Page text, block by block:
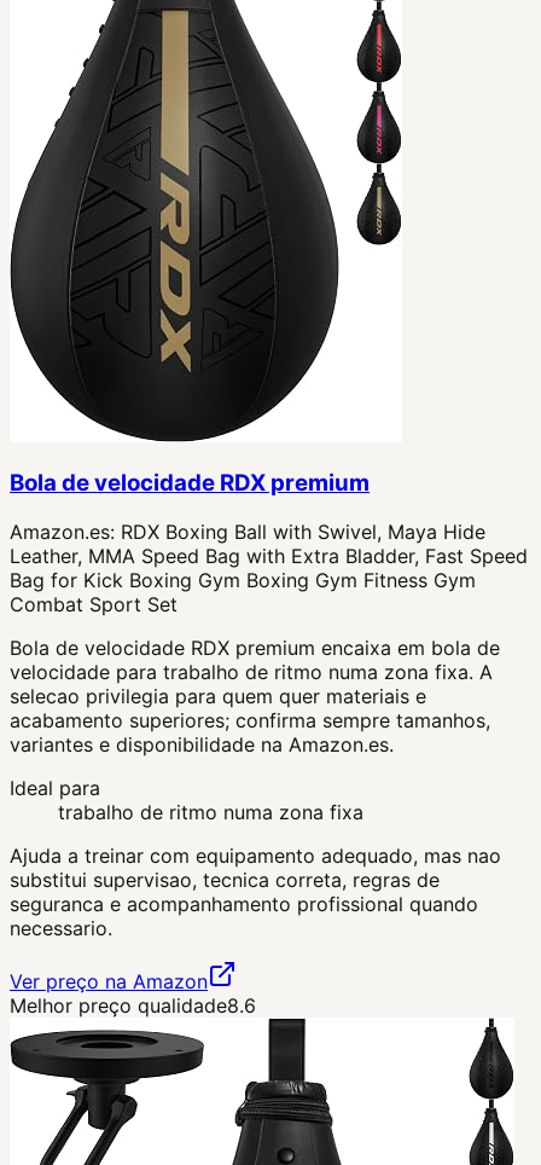
Bola de velocidade RDX premium
Amazon.es: RDX Boxing Ball with Swivel, Maya Hide
Leather, MMA Speed Bag with Extra Bladder, Fast Speed
Bag for Kick Boxing Gym Boxing Gym Fitness Gym
Combat Sport Set
Bola de velocidade RDX premium encaixa em bola de
velocidade para trabalho de ritmo numa zona fixa. A
selecao privilegia para quem quer materiais e
acabamento superiores; confirma sempre tamanhos,
variantes e disponibilidade na Amazon.es.
Ideal para
trabalho de ritmo numa zona fixa
Ajuda a treinar com equipamento adequado, mas nao
substitui supervisao, tecnica correta, regras de
seguranca e acompanhamento profissional quando
necessario.
Ver preço na Amazon
Melhor preço qualidade8.6